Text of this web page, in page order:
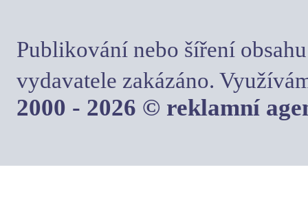
Publikování nebo šíření
vydavatele zakázáno.
2000 - 2026 © reklamní